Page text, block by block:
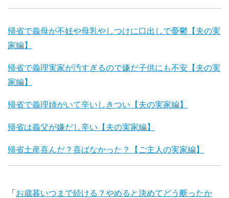
帰省で義母が不妊や母乳やしつけに口出しで憂鬱【夫の実
家編】
帰省で義理実家が汚すぎるので嫌だ子供にも不安【夫の実
家編】
帰省で義理姉がいて辛いしきつい【夫の実家編】
帰省は義父が嫌だし辛い【夫の実家編】
帰省土産喜んだ？喜ばなかった？【ご主人の実家編】
「 お歳暮いつまで続ける？やめると決めてどう断ったか